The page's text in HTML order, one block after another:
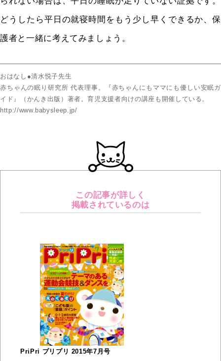
どうしたら平日の就寝時間をもう少し早くできるか、保
護者と一緒に考えてみましょう。
おはなし●清水悦子先生
赤ちゃんの眠り研究所 代表理事。『赤ちゃんにもママにも優しい安眠ガ
イド』（かんき出版）著者。育児支援者向けの講座も開催している。
http://www.babysleep.jp/
この記事が詳しく
掲載されているのは
PriPri プリプリ 2015年7月号